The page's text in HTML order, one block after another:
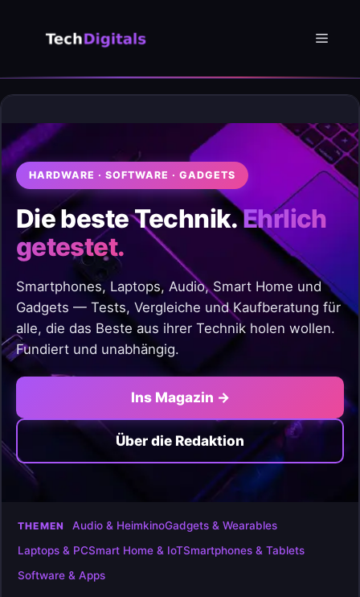
Menü
HARDWARE · SOFTWARE · GADGETS
Die beste Technik.Ehrlich
getestet.
Smartphones, Laptops, Audio, Smart Home und
Gadgets — Tests, Vergleiche und Kaufberatung für
alle, die das Beste aus ihrer Technik holen wollen.
Fundiert und unabhängig.
Ins Magazin →
Über die Redaktion
THEMEN Audio & HeimkinoGadgets & Wearables
Laptops & PCSmart Home & IoTSmartphones & Tablets
Software & Apps